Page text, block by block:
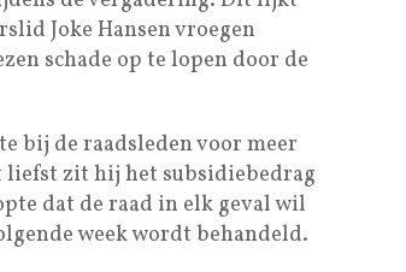
Joke Hansen vroegen
schade op te lopen door de
bij de raadsleden voor meer
liefst zit hij het subsidiebedrag
dat de raad in elk geval wil
week wordt behandeld.